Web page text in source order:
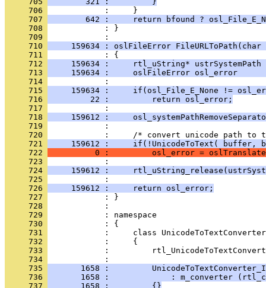
     706
     707
642 :     return bfound ?
     708
            : }
     709
     710
159634 : oslFileError
     711
     712
159634 :     rtl_uString* ustrSystemPath
     713
159634 :     oslFileError osl_error
     714
     715
159634 :     if(osl_File_E_None !=
     716
         22 :         return osl_error;
     717
     718
159612 :
     719
     720
     721
159612 :     if(!UnicodeToText( buffer,
     722
0 :         osl_error =
     723
     724
159612 :
     725
     726
     159612 :     return osl_error;
     727
     728
     729
     730
     731
     732
     733
:
     734
     735
1658 :
     736
1658 :             : m_converter
     737
       1658 :         {}